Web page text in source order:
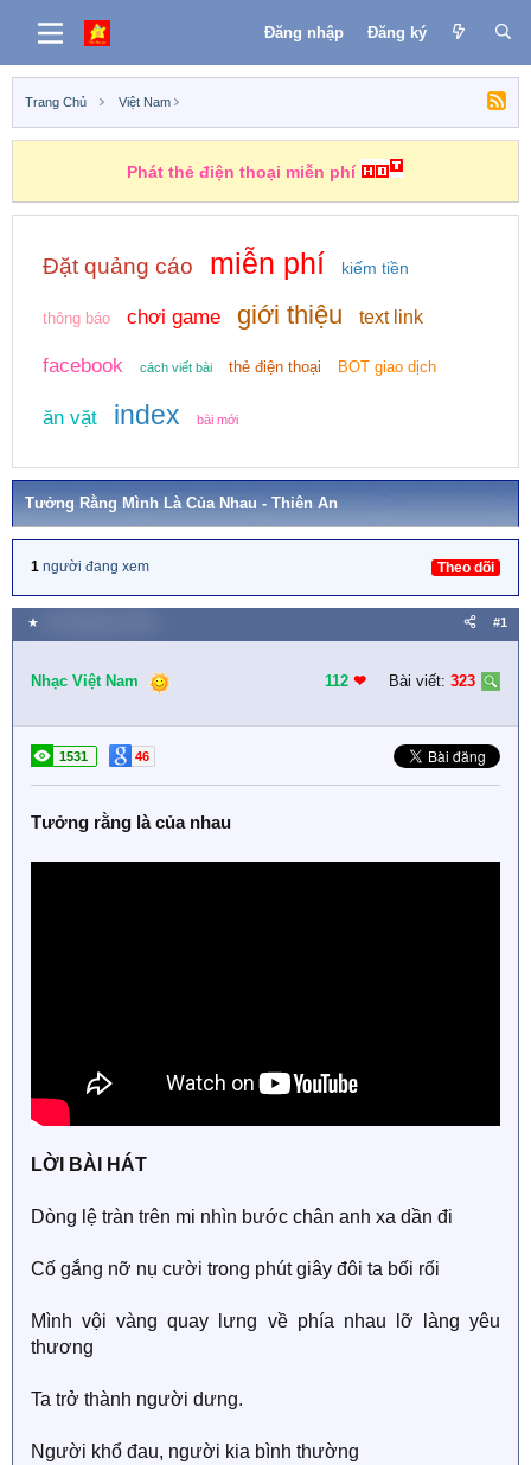
Đăng nhập Đăng ký
Trang Chủ Việt Nam
Phát thẻ điện thoại miễn phí
Đặt quảng cáo miễn phí kiếm tiền
thông báo chơi game giới thiệu text link
facebook cách viết bài thẻ điện thoại BOT giao dịch
ăn vặt index bài mới
Tưởng Rằng Mình Là Của Nhau - Thiên An
1 người đang xem Theo dõi
★ #1
Nhạc Việt Nam 112 ❤︎ Bài viết: 323
1531 46
Tưởng rằng là của nhau
LỜI BÀI HÁT
Dòng lệ tràn trên mi nhìn bước chân anh xa dần đi
Cố gắng nỡ nụ cười trong phút giây đôi ta bối rối
Mình vội vàng quay lưng về phía nhau lỡ làng yêu
thương
Ta trở thành người dưng.
Người khổ đau, người kia bình thường